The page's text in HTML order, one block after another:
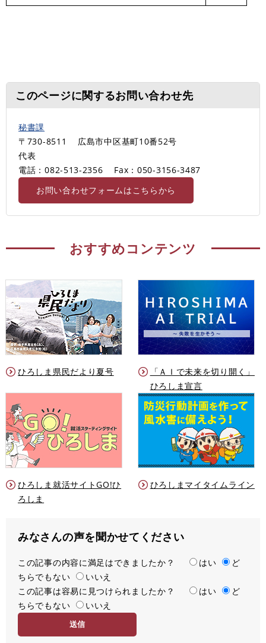
このページに関するお問い合わせ先
秘書課
〒730-8511
広島市中区基町10番52号
代表
電話：082-513-2356
Fax：050-3156-3487
お問い合わせフォームはこちらから
おすすめコンテンツ
ひろしま県民だより夏号
「ＡＩで未来を切り開く」
ひろしま宣言
ひろしま就活サイトGO!ひ
ろしま
ひろしまマイタイムライン
みなさんの声を聞かせてください
満
足
度
この記事の内容に満足はできましたか？ はい
ど
ちらでもない
いいえ
容
易
この記事は容易に見つけられましたか？ はい
ど
ちらでもない
いいえ